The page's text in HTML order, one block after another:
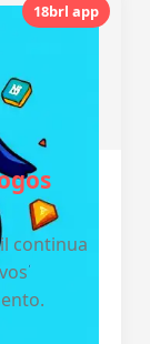
18brl app
continua